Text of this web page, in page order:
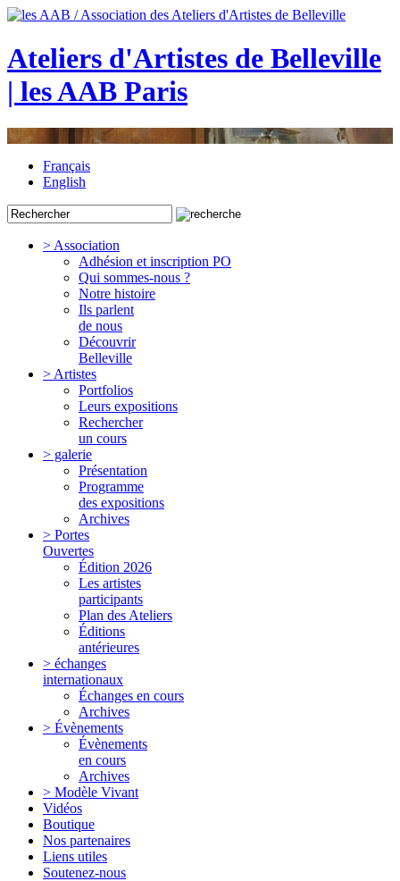
Ateliers d'Artistes de Belleville
| les AAB Paris
Français
English
> Association
Adhésion et inscription PO
Qui sommes-nous ?
Notre histoire
Ils parlent
de nous
Découvrir
Belleville
> Artistes
Portfolios
Leurs expositions
Rechercher
un cours
> galerie
Présentation
Programme
des expositions
Archives
> Portes
Ouvertes
Édition 2026
Les artistes
participants
Plan des Ateliers
Éditions
antérieures
> échanges
internationaux
Échanges en cours
Archives
> Évènements
Évènements
en cours
Archives
> Modèle Vivant
Vidéos
Boutique
Nos partenaires
Liens utiles
Soutenez-nous